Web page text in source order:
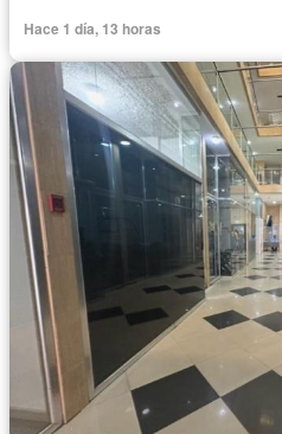
Hace 1 día, 13 horas